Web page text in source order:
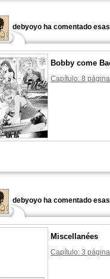
debyoyo ha comentado
Bobby come
Capítulo: 8
debyoyo ha comentado
Miscellanées
Capítulo: 3